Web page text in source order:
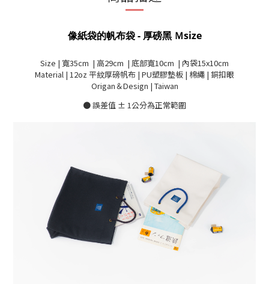
像紙袋的帆布袋 - 厚磅黑 Ｍsize
Size | 寬35cm | 高29cm | 底部寬10cm | 內袋15x10cm
Material | 12oz 平紋厚磅帆布 | PU塑膠墊板 | 棉繩 | 銅扣眼
Origan＆Design | Taiwan
● 誤差值 ± 1公分為正常範圍